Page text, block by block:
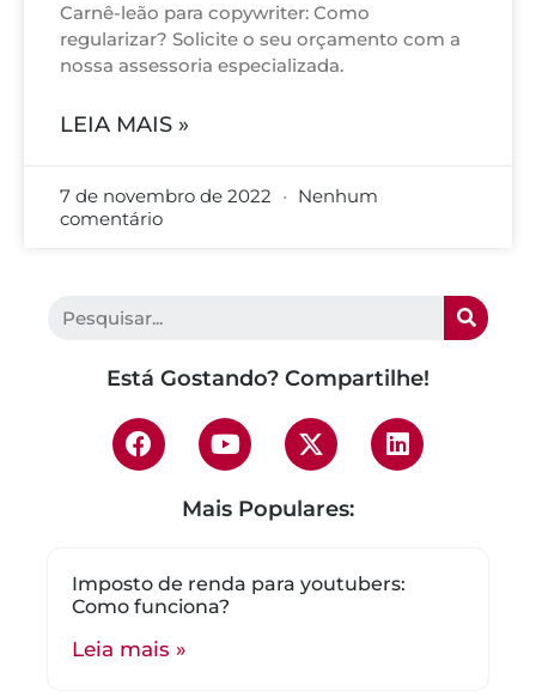
Carnê-leão para copywriter: Como
regularizar? Solicite o seu orçamento com a
nossa assessoria especializada.
LEIA MAIS »
7 de novembro de 2022
Nenhum
comentário
Está Gostando? Compartilhe!
Mais Populares:
Imposto de renda para youtubers:
Como funciona?
Leia mais »